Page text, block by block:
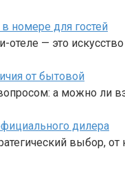
номере для гостей
отеле — это
от бытовой
а можно ли
дилера
выбор, от